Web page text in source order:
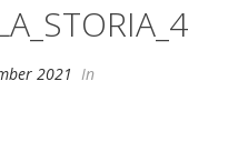
2021 In